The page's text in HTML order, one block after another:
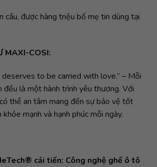
cầu, được hàng triệu bố mẹ tin dùng tại
MAXI-COSI:
deserves to be carried with love.” – Mỗi
đều là một hành trình yêu thương. Với
thể an tâm mang đến sự bảo vệ tốt
mạnh và hạnh phúc mỗi ngày.
cải tiến: Công nghệ ghế ô tô